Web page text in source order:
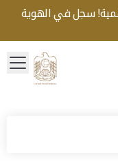
سجل في الهوية